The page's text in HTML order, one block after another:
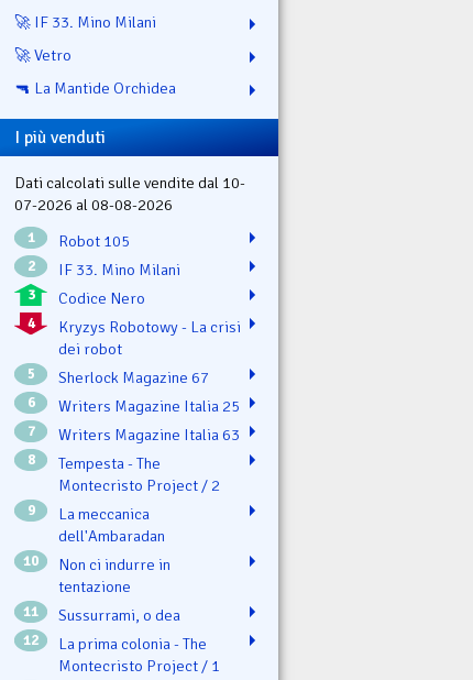
🚀 IF 33. Mino Milani
🚀 Vetro
🔫 La Mantide Orchidea
I più venduti
Dati calcolati sulle vendite dal 10-
07-2026 al 08-08-2026
1 Robot 105
2 IF 33. Mino Milani
3 Codice Nero
4
Kryzys Robotowy - La crisi
dei robot
5 Sherlock Magazine 67
6 Writers Magazine Italia 25
7 Writers Magazine Italia 63
8
Tempesta - The
Montecristo Project / 2
9
La meccanica
dell'Ambaradan
10
Non ci indurre in
tentazione
11 Sussurrami, o dea
12
La prima colonia - The
Montecristo Project / 1